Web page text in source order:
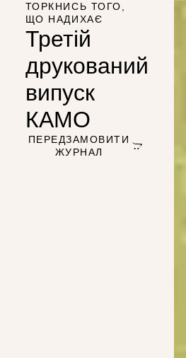
ТОРКНИСЬ ТОГО,
ЩО НАДИХАЄ
Третій
друкований
випуск
КАМО
ПЕРЕДЗАМОВИТИ
ЖУРНАЛ